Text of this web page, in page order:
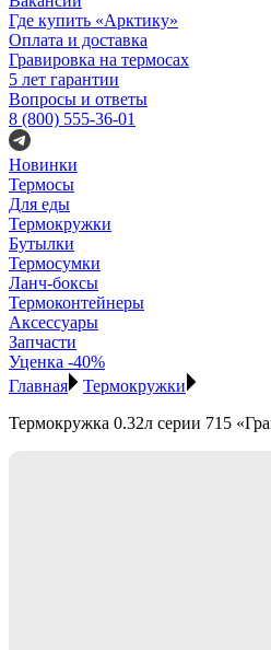
Где купить «Арктику»
Оплата и доставка
Гравировка на термосах
5 лет гарантии
Вопросы и ответы
8 (800) 555-36-01
Новинки
Термосы
Для еды
Термокружки
Бутылки
Термосумки
Ланч-боксы
Термоконтейнеры
Аксессуары
Запчасти
Уценка -40%
Главная
Термокружки
Термокружка 0.32л серии 715